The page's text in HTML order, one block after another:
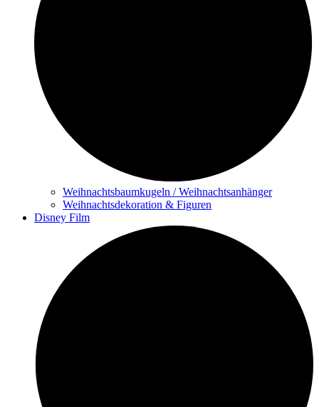
Weihnachtsbaumkugeln / Weihnachtsanhänger
Weihnachtsdekoration & Figuren
Disney Film